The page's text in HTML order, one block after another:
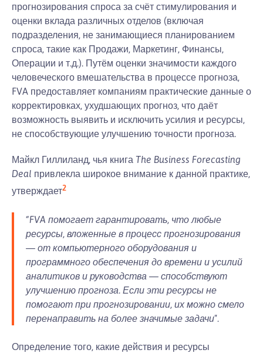
прогнозирования спроса за счёт стимулирования и
оценки вклада различных отделов (включая
подразделения, не занимающиеся планированием
спроса, такие как Продажи, Маркетинг, Финансы,
Операции и т.д.). Путём оценки значимости каждого
человеческого вмешательства в процессе прогноза,
FVA предоставляет компаниям практические данные о
корректировках, ухудшающих прогноз, что даёт
возможность выявить и исключить усилия и ресурсы,
не способствующие улучшению точности прогноза.
Майкл Гиллиланд, чья книга The Business Forecasting
Deal привлекла широкое внимание к данной практике,
утверждает2
“FVA помогает гарантировать, что любые
ресурсы, вложенные в процесс прогнозирования
— от компьютерного оборудования и
программного обеспечения до времени и усилий
аналитиков и руководства — способствуют
улучшению прогноза. Если эти ресурсы не
помогают при прогнозировании, их можно смело
перенаправить на более значимые задачи".
Определение того, какие действия и ресурсы